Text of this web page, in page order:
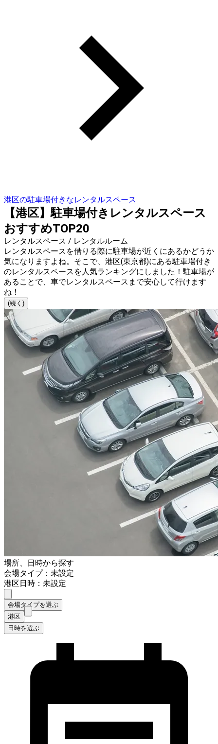
港区の駐車場付きなレンタルスペース
【港区】駐車場付きレンタルスペース
おすすめTOP20
レンタルスペース / レンタルルーム
レンタルスペースを借りる際に駐車場が近くにあるかどうか
気になりますよね。そこで、港区(東京都)にある駐車場付き
のレンタルスペースを人気ランキングにしました！駐車場が
あることで、車でレンタルスペースまで安心して行けます
ね！
(続く)
場所、日時から探す
会場タイプ：未設定
港区日時：未設定
会場タイプを選ぶ
港区
日時を選ぶ